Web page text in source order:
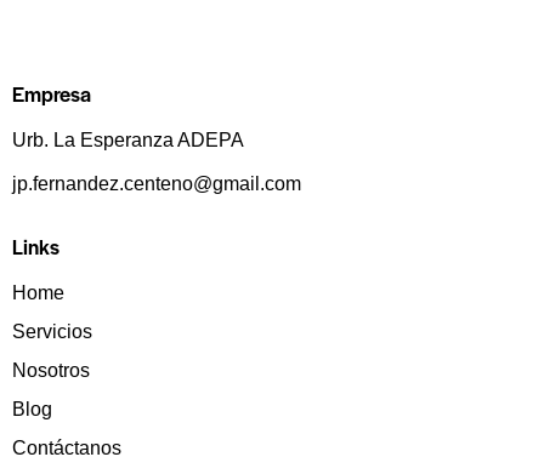
Empresa
Urb. La Esperanza ADEPA
jp.fernandez.centeno@gmail.com
Links
Home
Servicios
Nosotros
Blog
Contáctanos